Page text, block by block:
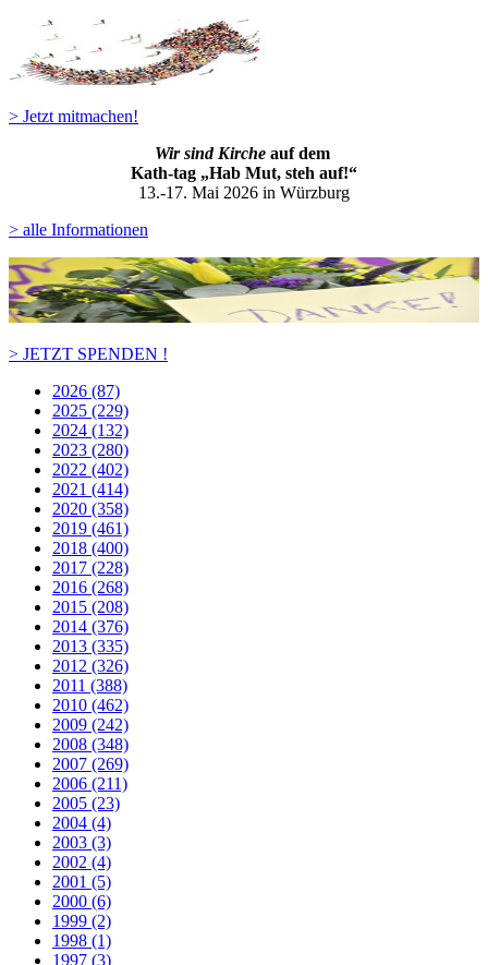
> Jetzt mitmachen!
Wir sind Kirche auf dem
Kath-tag „Hab Mut, steh auf!“
13.-17. Mai 2026 in Würzburg
> alle Informationen
> JETZT SPENDEN !
2026 (87)
2025 (229)
2024 (132)
2023 (280)
2022 (402)
2021 (414)
2020 (358)
2019 (461)
2018 (400)
2017 (228)
2016 (268)
2015 (208)
2014 (376)
2013 (335)
2012 (326)
2011 (388)
2010 (462)
2009 (242)
2008 (348)
2007 (269)
2006 (211)
2005 (23)
2004 (4)
2003 (3)
2002 (4)
2001 (5)
2000 (6)
1999 (2)
1998 (1)
1997 (3)